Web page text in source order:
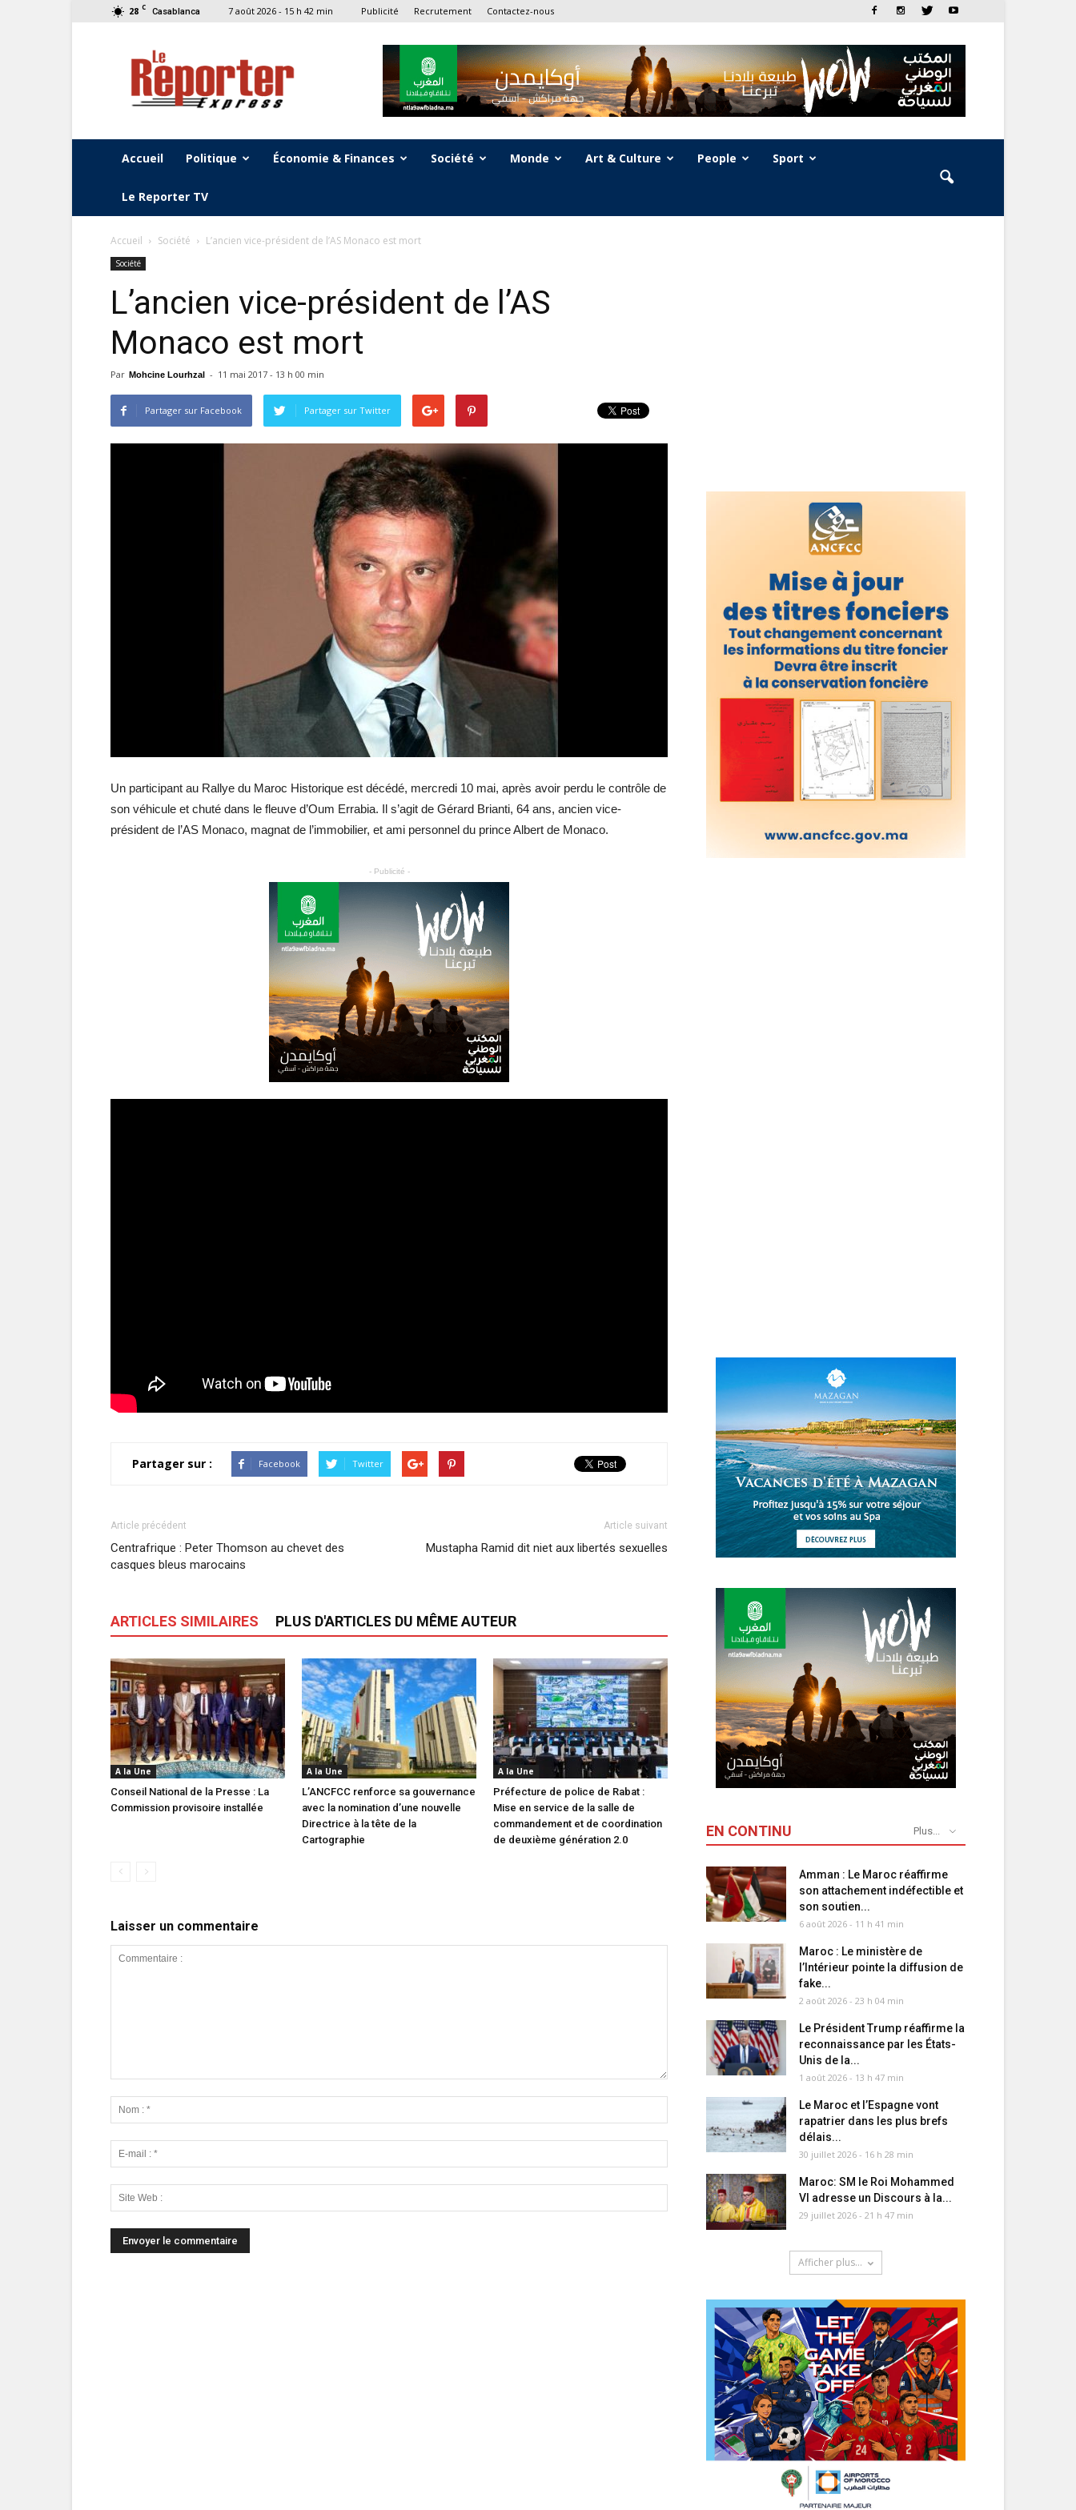
28 C Casablanca 7 août 2026 - 15 h 42 min Publicité Recrutement Contactez-nous
Le
Reporter
Express
Accueil Politique Économie & Finances Société Monde Art & Culture People Sport
Le Reporter TV
Accueil Société L’ancien vice-président de l’AS Monaco est mort
Société
L’ancien vice-président de l’AS
Monaco est mort
Par Mohcine Lourhzal - 11 mai 2017 - 13 h 00 min
Partager sur Facebook Partager sur Twitter
Un participant au Rallye du Maroc Historique est décédé, mercredi 10 mai, après avoir perdu le contrôle de
son véhicule et chuté dans le fleuve d’Oum Errabia. Il s’agit de Gérard Brianti, 64 ans, ancien vice-
président de l’AS Monaco, magnat de l’immobilier, et ami personnel du prince Albert de Monaco.
- Publicité -
Partager sur : Facebook Twitter
Article précédent
Centrafrique : Peter Thomson au chevet des
casques bleus marocains
Article suivant
Mustapha Ramid dit niet aux libertés sexuelles
ARTICLES SIMILAIRES PLUS D'ARTICLES DU MÊME AUTEUR
A la Une
Conseil National de la Presse : La
Commission provisoire installée
A la Une
L’ANCFCC renforce sa gouvernance
avec la nomination d’une nouvelle
Directrice à la tête de la
Cartographie
A la Une
Préfecture de police de Rabat :
Mise en service de la salle de
commandement et de coordination
de deuxième génération 2.0
Laisser un commentaire
EN CONTINU Plus...
Amman : Le Maroc réaffirme
son attachement indéfectible et
son soutien...
6 août 2026 - 11 h 41 min
Maroc : Le ministère de
l’Intérieur pointe la diffusion de
fake...
2 août 2026 - 23 h 04 min
Le Président Trump réaffirme la
reconnaissance par les États-
Unis de la...
1 août 2026 - 13 h 47 min
Le Maroc et l’Espagne vont
rapatrier dans les plus brefs
délais...
30 juillet 2026 - 16 h 28 min
Maroc: SM le Roi Mohammed
VI adresse un Discours à la...
29 juillet 2026 - 21 h 47 min
Afficher plus...